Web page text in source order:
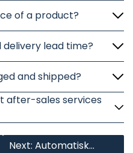
of a product?
lead time?
and shipped?
after-sales services
Next: Automatisk